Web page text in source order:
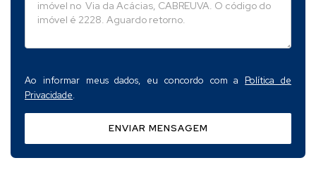
Ao informar meus dados, eu concordo com a Política de
Privacidade.
ENVIAR MENSAGEM